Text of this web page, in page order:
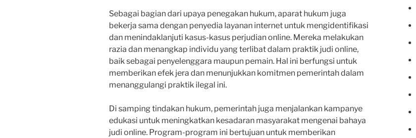
Sebagai bagian dari upaya penegakan hukum, aparat hukum juga
bekerja sama dengan penyedia layanan internet untuk mengidentifikasi
dan menindaklanjuti kasus-kasus perjudian online. Mereka melakukan
razia dan menangkap individu yang terlibat dalam praktik judi online,
baik sebagai penyelenggara maupun pemain. Hal ini berfungsi untuk
memberikan efek jera dan menunjukkan komitmen pemerintah dalam
menanggulangi praktik ilegal ini.
Di samping tindakan hukum, pemerintah juga menjalankan kampanye
edukasi untuk meningkatkan kesadaran masyarakat mengenai bahaya
judi online. Program-program ini bertujuan untuk memberikan